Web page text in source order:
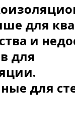
для
и
для
для